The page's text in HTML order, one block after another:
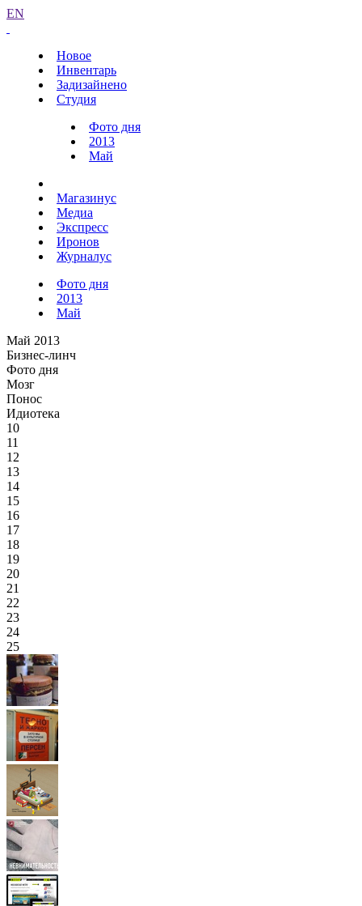
EN
Новое
Инвентарь
Задизайнено
Студия
Фото дня
2013
Май
Магазинус
Медиа
Экспресс
Иронов
Журналус
Фото дня
2013
Май
Май 2013
Бизнес-линч
Фото дня
Мозг
Понос
Идиотека
10
11
12
13
14
15
16
17
18
19
20
21
22
23
24
25